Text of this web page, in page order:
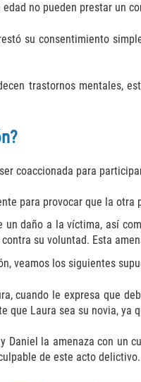
no pueden prestar
su consentimiento
trastornos mentales,
coaccionada para
para provocar que la
un daño a la víctima, así
su voluntad. Esta
veamos los siguientes
cuando le expresa que
que Laura sea su novia,
Daniel la amenaza con
de este acto delictivo.